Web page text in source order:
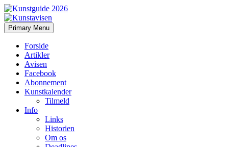
Kunstavisen
Search
Primary Menu Skip
to
Forside
Artikler
Avisen
Facebook
Abonnement
Kunstkalender
Tilmeld
Info
Links
Historien
Om os